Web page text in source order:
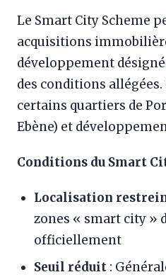
Le Smart City Scheme
acquisitions
développement
des conditions
certains quartiers de
Ebène) et
Conditions du Smart
Localisation
zones « smart city »
officiellement
Seuil réduit :